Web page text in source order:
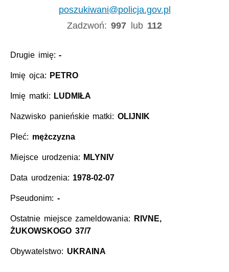
poszukiwani@policja.gov.pl
Zadzwoń:997 lub 112
Drugie imię:-
Imię ojca: PETRO
Imię matki: LUDMIŁA
Nazwisko panieńskie matki: OLIJNIK
Płeć: mężczyzna
Miejsce urodzenia: MLYNIV
Data urodzenia: 1978-02-07
Pseudonim: -
Ostatnie miejsce zameldowania:
RIVNE,
ŻUKOWSKOGO 37/7
Obywatelstwo: UKRAINA